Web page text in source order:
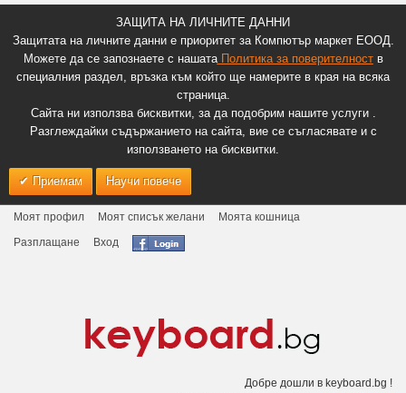
ЗАЩИТА НА ЛИЧНИТЕ ДАННИ
Защитата на личните данни е приоритет за Компютър маркет ЕООД.
Можете да се запознаете с нашатаПолитика за поверителноств
специалния раздел, връзка към който ще намерите в края на всяка
страница.
Сайта ни използва бисквитки, за да подобрим нашите услуги .
Разглеждайки съдържанието на сайта, вие се съгласявате и с
използването на бисквитки.
Приемам Научи повече
Моят профил Моят списък желани
Моята кошница
Разплащане
Вход
Добре дошли в keyboard.bg !